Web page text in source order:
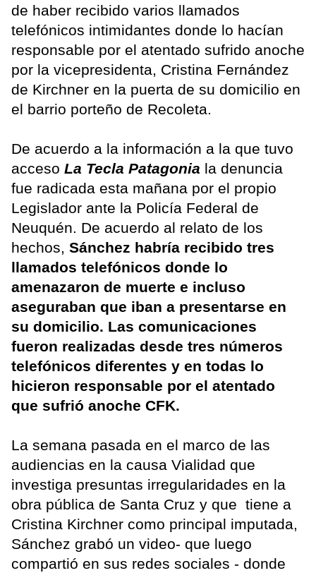
de haber recibido varios llamados
telefónicos intimidantes donde lo hacían
responsable por el atentado sufrido anoche
por la vicepresidenta, Cristina Fernández
de Kirchner en la puerta de su domicilio en
el barrio porteño de Recoleta.
De acuerdo a la información a la que tuvo
acceso La Tecla Patagonia la denuncia
fue radicada esta mañana por el propio
Legislador ante la Policía Federal de
Neuquén. De acuerdo al relato de los
hechos, Sánchez habría recibido tres
llamados telefónicos donde lo
amenazaron de muerte e incluso
aseguraban que iban a presentarse en
su domicilio. Las comunicaciones
fueron realizadas desde tres números
telefónicos diferentes y en todas lo
hicieron responsable por el atentado
que sufrió anoche CFK.
La semana pasada en el marco de las
audiencias en la causa Vialidad que
investiga presuntas irregularidades en la
obra pública de Santa Cruz y que tiene a
Cristina Kirchner como principal imputada,
Sánchez grabó un video- que luego
compartió en sus redes sociales - donde